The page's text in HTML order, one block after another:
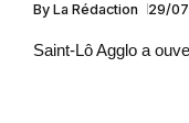
By La Rédaction 29/
Saint-Lô Agglo a